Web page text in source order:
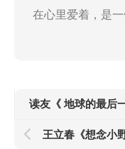
在心里爱着，是
读友《 地球的最后
王立春《想念小